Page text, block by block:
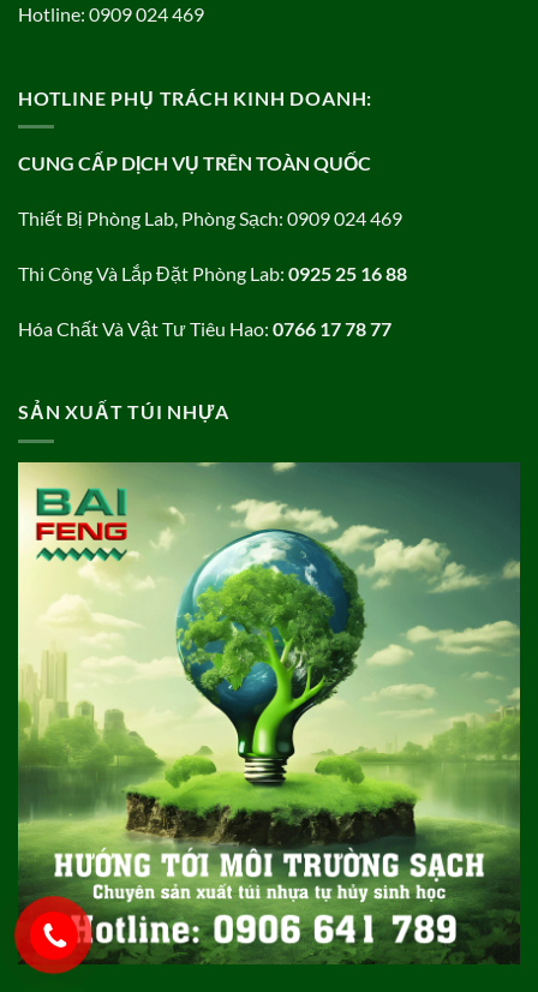
Hotline: 0909 024 469
HOTLINE PHỤ TRÁCH KINH DOANH:
CUNG CẤP DỊCH VỤ TRÊN TOÀN QUỐC
Thiết Bị Phòng Lab, Phòng Sạch: 0909 024 469
Thi Công Và Lắp Đặt Phòng Lab: 0925 25 16 88
Hóa Chất Và Vật Tư Tiêu Hao: 0766 17 78 77
SẢN XUẤT TÚI NHỰA